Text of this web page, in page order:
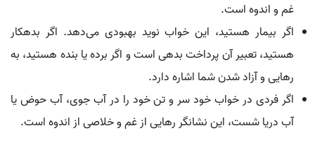
غم و اندوه است.
اگر بیمار هستید، این خواب نوید بهبودی می‌دهد. اگر بدهکار
هستید، تعبیر آن پرداخت بدهی است و اگر برده یا بنده هستید، به
رهایی و آزاد شدن شما اشاره دارد.
اگر فردی در خواب خود سر و تن خود را در آب جوی، آب حوض یا
آب دریا شست، این نشانگر رهایی از غم و خلاصی از اندوه است.